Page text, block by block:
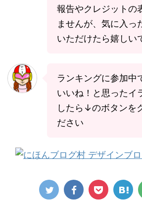
報告やクレジットの
ませんが、気に入っ
いただけたら嬉しい
ランキングに参加中
いいね！と思ったイ
したら↓のボタンを
ださい